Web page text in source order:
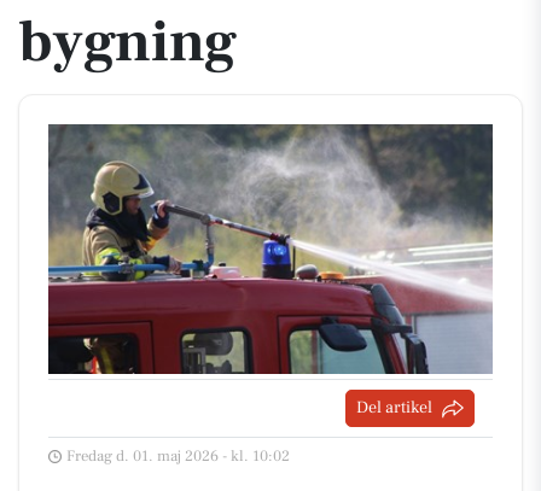
bygning
Del artikel
Fredag d. 01. maj 2026 - kl. 10:02